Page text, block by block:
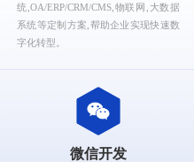
统,OA/ERP/CRM/CMS,物联网,大数据
系统等定制方案,帮助企业实现快速数
字化转型。
微信开发